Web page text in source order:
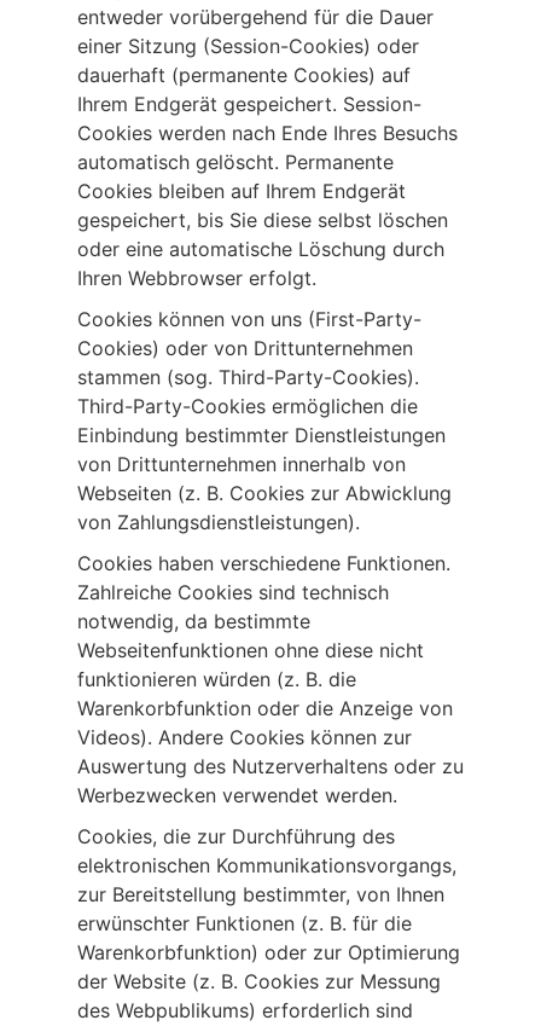
entweder vorübergehend für die Dauer
einer Sitzung (Session-Cookies) oder
dauerhaft (permanente Cookies) auf
Ihrem Endgerät gespeichert. Session-
Cookies werden nach Ende Ihres Besuchs
automatisch gelöscht. Permanente
Cookies bleiben auf Ihrem Endgerät
gespeichert, bis Sie diese selbst löschen
oder eine automatische Löschung durch
Ihren Webbrowser erfolgt.
Cookies können von uns (First-Party-
Cookies) oder von Drittunternehmen
stammen (sog. Third-Party-Cookies).
Third-Party-Cookies ermöglichen die
Einbindung bestimmter Dienstleistungen
von Drittunternehmen innerhalb von
Webseiten (z. B. Cookies zur Abwicklung
von Zahlungsdienstleistungen).
Cookies haben verschiedene Funktionen.
Zahlreiche Cookies sind technisch
notwendig, da bestimmte
Webseitenfunktionen ohne diese nicht
funktionieren würden (z. B. die
Warenkorbfunktion oder die Anzeige von
Videos). Andere Cookies können zur
Auswertung des Nutzerverhaltens oder zu
Werbezwecken verwendet werden.
Cookies, die zur Durchführung des
elektronischen Kommunikationsvorgangs,
zur Bereitstellung bestimmter, von Ihnen
erwünschter Funktionen (z. B. für die
Warenkorbfunktion) oder zur Optimierung
der Website (z. B. Cookies zur Messung
des Webpublikums) erforderlich sind